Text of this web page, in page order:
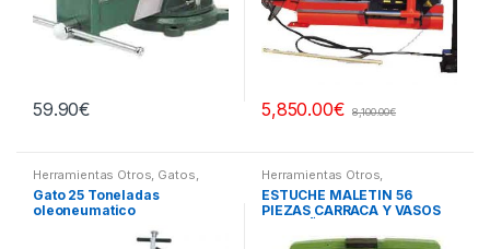
59.90€ 5,850.00€ 8,100.00€
Herramientas Otros, Gatos,
Soportes y Hidraulica
Gato 25 Toneladas
oleoneumatico
Herramientas Otros,
Herramientas De Mano,
Herramientas De Mano,
Maletines Herramientas,
Extractores, Compresímetros,
ESTUCHE MALETIN 56
PIEZAS CARRACA Y VASOS